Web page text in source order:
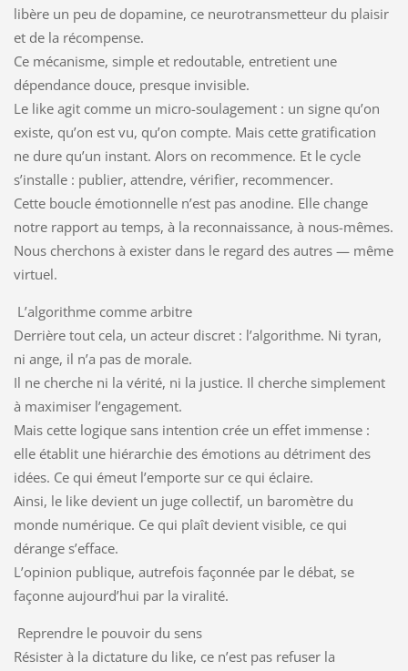
libère un peu de dopamine, ce neurotransmetteur du plaisir
et de la récompense.
Ce mécanisme, simple et redoutable, entretient une
dépendance douce, presque invisible.
Le like agit comme un micro-soulagement : un signe qu’on
existe, qu’on est vu, qu’on compte. Mais cette gratification
ne dure qu’un instant. Alors on recommence. Et le cycle
s’installe : publier, attendre, vérifier, recommencer.
Cette boucle émotionnelle n’est pas anodine. Elle change
notre rapport au temps, à la reconnaissance, à nous-mêmes.
Nous cherchons à exister dans le regard des autres — même
virtuel.
L’algorithme comme arbitre
Derrière tout cela, un acteur discret : l’algorithme. Ni tyran,
ni ange, il n’a pas de morale.
Il ne cherche ni la vérité, ni la justice. Il cherche simplement
à maximiser l’engagement.
Mais cette logique sans intention crée un effet immense :
elle établit une hiérarchie des émotions au détriment des
idées. Ce qui émeut l’emporte sur ce qui éclaire.
Ainsi, le like devient un juge collectif, un baromètre du
monde numérique. Ce qui plaît devient visible, ce qui
dérange s’efface.
L’opinion publique, autrefois façonnée par le débat, se
façonne aujourd’hui par la viralité.
Reprendre le pouvoir du sens
Résister à la dictature du like, ce n’est pas refuser la